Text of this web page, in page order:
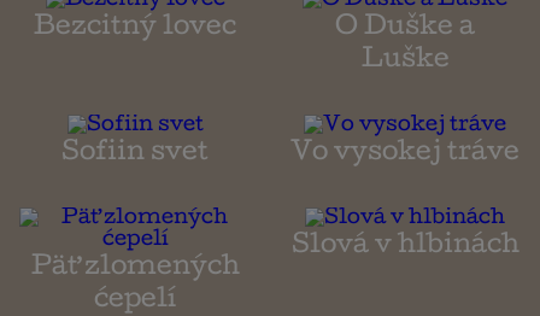
Bezcitný lovec
O Duške a
Luške
Sofiin svet Vo vysokej tráve
Päť zlomených
ćepelí
Slová v hlbinách